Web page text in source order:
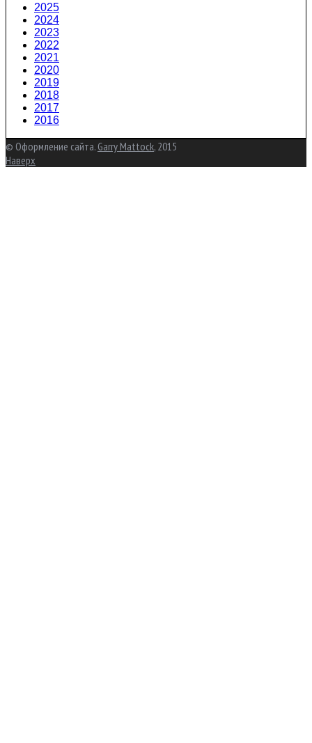
2025
2024
2023
2022
2021
2020
2019
2018
2017
2016
© Оформление сайта. Garry Mattock, 2015
Наверх